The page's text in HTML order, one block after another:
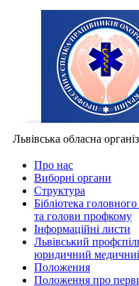
Львівська обласна
Про нас
Виборні органи
Структура
Бібліотека головного
та голови профкому
Інформаційні листи
Львівський
юридичний
Положення
Положення про